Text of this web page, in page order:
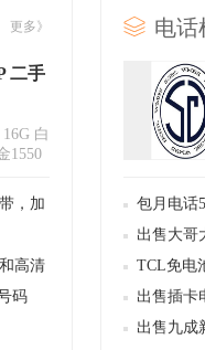
更多》
二手
白
1550
，加
高清
码
电话
包月电话
出售大哥
TCL免电
出售插卡
出售九成